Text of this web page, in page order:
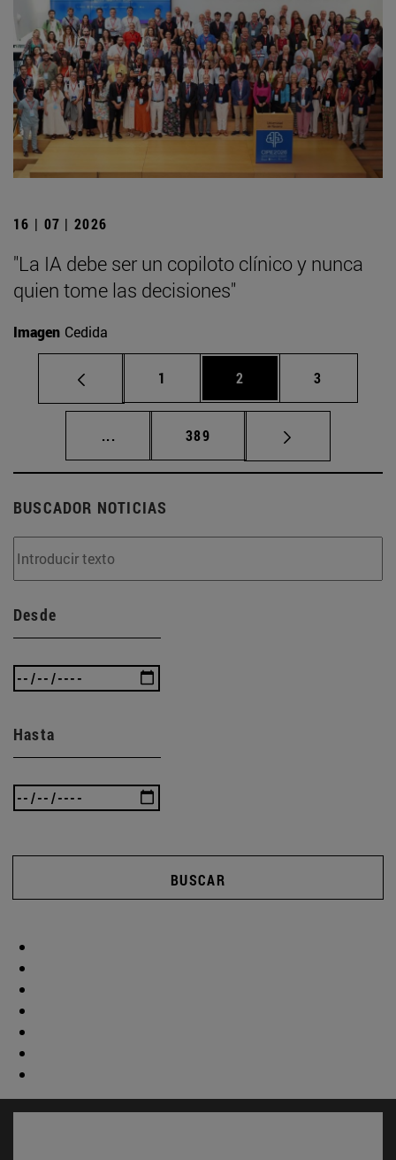
16 | 07 | 2026
"La IA debe ser un copiloto clínico y nunca
quien tome las decisiones"
Imagen Cedida
Página
1 Página
2 Página
3
... Páginas intermedias Use TAB para
Página
389
BUSCADOR NOTICIAS
Desde
Hasta
BUSCAR